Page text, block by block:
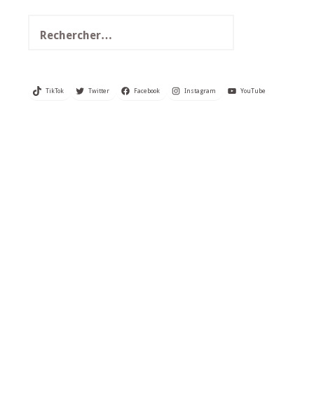
TikTok Twitter Facebook Instagram YouTube